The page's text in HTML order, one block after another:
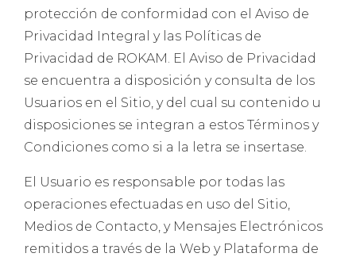
protección de conformidad con el Aviso de
Privacidad Integral y las Políticas de
Privacidad de ROKAM. El Aviso de Privacidad
se encuentra a disposición y consulta de los
Usuarios en el Sitio, y del cual su contenido u
disposiciones se integran a estos Términos y
Condiciones como si a la letra se insertase.
El Usuario es responsable por todas las
operaciones efectuadas en uso del Sitio,
Medios de Contacto, y Mensajes Electrónicos
remitidos a través de la Web y Plataforma de